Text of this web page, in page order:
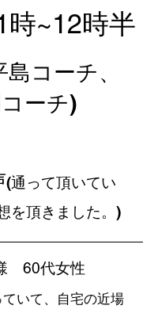
時~12時半
コーチ、
ーチ)
(通って頂いてい
を頂きました。)
60代女性
いて、自宅の近場